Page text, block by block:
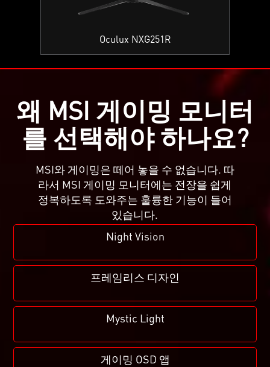
Oculux NXG251R
왜 MSI 게이밍 모니터
를 선택해야 하나요?
MSI와 게이밍은 떼어 놓을 수 없습니다. 따
라서 MSI 게이밍 모니터에는 전장을 쉽게
정복하도록 도와주는 훌륭한 기능이 들어
있습니다.
Night Vision
프레임리스 디자인
Mystic Light
게이밍 OSD 앱